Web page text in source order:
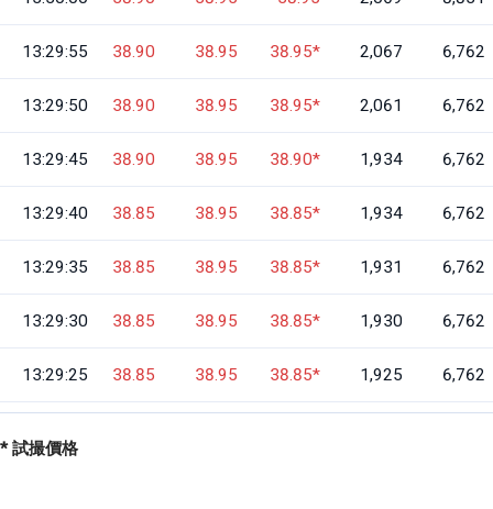
13:29:55 38.90 38.95 38.95* 2,067 6,762
13:29:50 38.90 38.95 38.95* 2,061 6,762
13:29:45 38.90 38.95 38.90* 1,934 6,762
13:29:40 38.85 38.95 38.85* 1,934 6,762
13:29:35 38.85 38.95 38.85* 1,931 6,762
13:29:30 38.85 38.95 38.85* 1,930 6,762
13:29:25 38.85 38.95 38.85* 1,925 6,762
* 試撮價格